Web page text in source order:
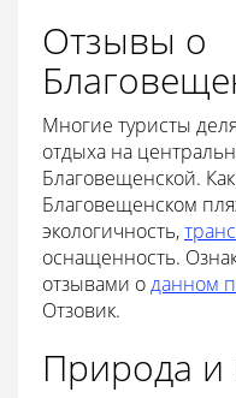
Отзывы о
Многие туристы
отдыха на
Благовещенской.
Благовещенском
экологичность,
оснащенность.
отзывами оданном
Отзовик.
Природа и